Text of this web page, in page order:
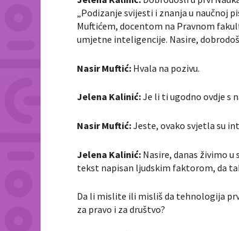
„Podizanje svijesti i znanja u naučnoj
Muftićem, docentom na Pravnom
umjetne inteligencije. Nasire,
Nasir Muftić: Hvala na pozivu.
Jelena Kalinić:Je li ti ugodno ovdje s
Nasir Muftić:Jeste, ovako svjetla su
Jelena Kalinić: Nasire, danas živimo
tekst napisan ljudskim faktorom, da
Da li mislite ili misliš da tehnologija
za pravo i za društvo?